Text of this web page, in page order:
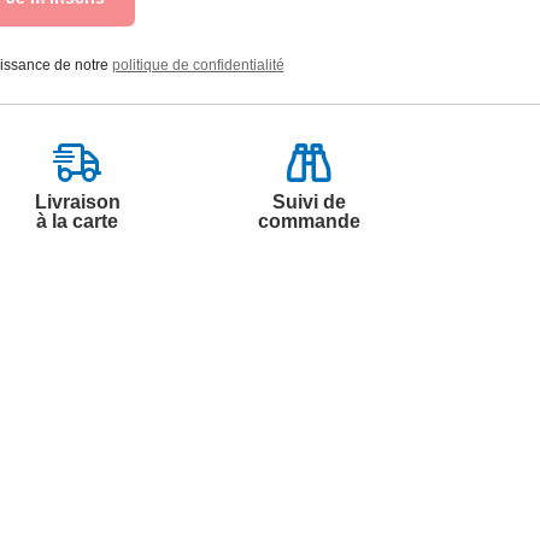
de notre politique de confidentialité
Livraison
à la carte
Suivi de
commande